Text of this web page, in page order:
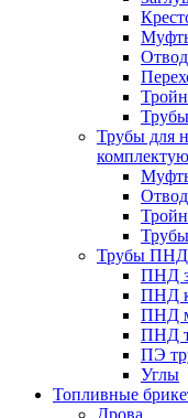
Трубы для
Трубы ПНД
ПНД
ПНД
ПНД
ПНД
ПЭ
Углы
Топливные
Дрова